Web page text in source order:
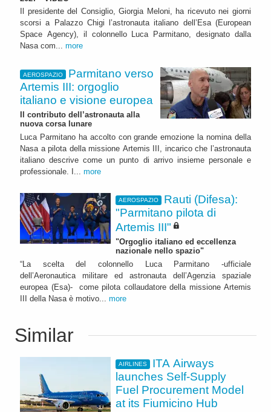
Il presidente del Consiglio, Giorgia Meloni, ha ricevuto nei giorni
scorsi a Palazzo Chigi l’astronauta italiano dell’Esa (European
Space Agency), il colonnello Luca Parmitano, designato dalla
Nasa com... more
AEROSPAZIO
Parmitano verso
Artemis III: orgoglio
italiano e visione europea
Il contributo dell’astronauta alla
nuova corsa lunare
Luca Parmitano ha accolto con grande emozione la nomina della
Nasa a pilota della missione Artemis III, incarico che l’astronauta
italiano descrive come un punto di arrivo insieme personale e
professionale. I... more
AEROSPAZIO
Rauti (Difesa):
"Parmitano pilota di
Artemis III"
"Orgoglio italiano ed eccellenza
nazionale nello spazio"
“La scelta del colonnello Luca Parmitano -ufficiale
dell’Aeronautica militare ed astronauta dell’Agenzia spaziale
europea (Esa)- come pilota collaudatore della missione Artemis
III della Nasa è motivo... more
Similar
AIRLINES
ITA Airways
launches Self-Supply
Fuel Procurement Model
at its Fiumicino Hub